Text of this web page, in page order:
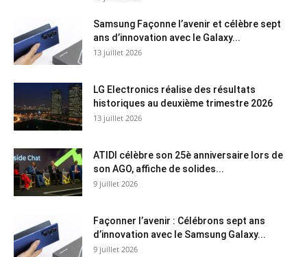
Samsung Façonne l’avenir et célèbre sept
ans d’innovation avec le Galaxy...
13 juillet 2026
LG Electronics réalise des résultats
historiques au deuxième trimestre 2026
13 juillet 2026
ATIDI célèbre son 25è anniversaire lors de
son AGO, affiche de solides...
9 juillet 2026
Façonner l’avenir : Célébrons sept ans
d’innovation avec le Samsung Galaxy...
9 juillet 2026